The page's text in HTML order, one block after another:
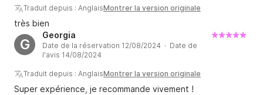
Traduit depuis : AnglaisMontrer la version originale
très bien
G
Georgia
Date de la réservation 12/08/2024 · Date de
l'avis 14/08/2024
Traduit depuis : AnglaisMontrer la version originale
Super expérience, je recommande vivement !